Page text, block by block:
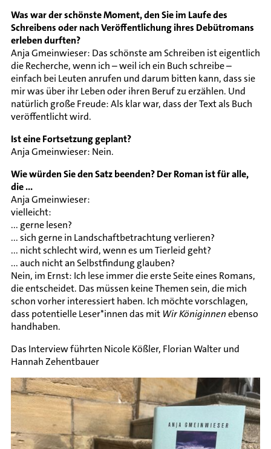
Was war der schönste Moment, den Sie im Laufe des
Schreibens oder nach Veröffentlichung ihres Debütromans
erleben durften?
Anja Gmeinwieser: Das schönste am Schreiben ist eigentlich
die Recherche, wenn ich – weil ich ein Buch schreibe –
einfach bei Leuten anrufen und darum bitten kann, dass sie
mir was über ihr Leben oder ihren Beruf zu erzählen. Und
natürlich große Freude: Als klar war, dass der Text als Buch
veröffentlicht wird.
Ist eine Fortsetzung geplant?
Anja Gmeinwieser: Nein.
Wie würden Sie den Satz beenden? Der Roman ist für alle,
die ...
Anja Gmeinwieser:
vielleicht:
... gerne lesen?
... sich gerne in Landschaftbetrachtung verlieren?
... nicht schlecht wird, wenn es um Tierleid geht?
... auch nicht an Selbstfindung glauben?
Nein, im Ernst: Ich lese immer die erste Seite eines Romans,
die entscheidet. Das müssen keine Themen sein, die mich
schon vorher interessiert haben. Ich möchte vorschlagen,
dass potentielle Leser*innen das mit Wir Königinnenebenso
handhaben.
Das Interview führten Nicole Kößler, Florian Walter und
Hannah Zehentbauer